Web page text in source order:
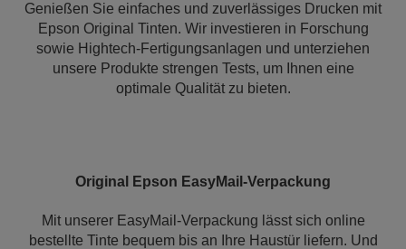
Genießen Sie einfaches und zuverlässiges Drucken mit
Epson Original Tinten. Wir investieren in Forschung
sowie Hightech-Fertigungsanlagen und unterziehen
unsere Produkte strengen Tests, um Ihnen eine
optimale Qualität zu bieten.
Original Epson EasyMail-Verpackung
Mit unserer EasyMail-Verpackung lässt sich online
bestellte Tinte bequem bis an Ihre Haustür liefern. Und